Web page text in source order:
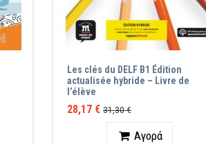
Les clés du DELF B1 Édition
actualisée hybride – Livre de
l’élève
28,17 € 31,30 €
ΠοσότηταΑγορά